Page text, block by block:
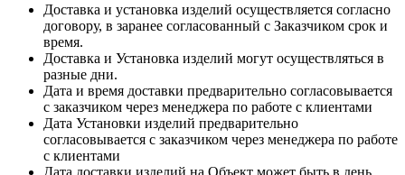
Доставка и установка изделий осуществляется согласно
договору, в заранее согласованный с Заказчиком срок и
время.
Доставка и Установка изделий могут осуществляться в
разные дни.
Дата и время доставки предварительно согласовывается
с заказчиком через менеджера по работе с клиентами
Дата Установки изделий предварительно
согласовывается с заказчиком через менеджера по работе
с клиентами
Дата доставки изделий на Объект может быть в день